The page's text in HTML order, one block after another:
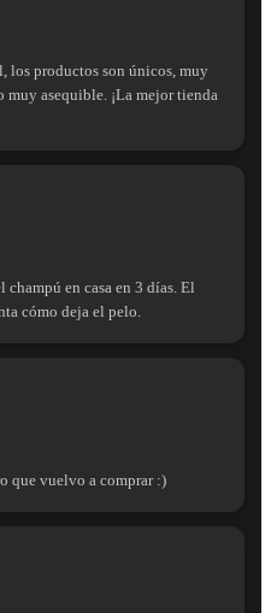
los productos son únicos, muy
asequible. ¡La mejor tienda
en casa en 3 días. El
cómo deja el pelo.
que vuelvo a comprar :)